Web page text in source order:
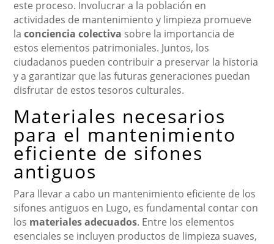
este proceso. Involucrar a la población en
actividades de mantenimiento y limpieza promueve
laconciencia colectiva sobre la importancia de
estos elementos patrimoniales. Juntos, los
ciudadanos pueden contribuir a preservar la historia
y a garantizar que las futuras generaciones puedan
disfrutar de estos tesoros culturales.
Materiales necesarios
para el mantenimiento
eficiente de sifones
antiguos
Para llevar a cabo un mantenimiento eficiente de los
sifones antiguos en Lugo, es fundamental contar con
los materiales adecuados. Entre los elementos
esenciales se incluyen productos de limpieza suaves,